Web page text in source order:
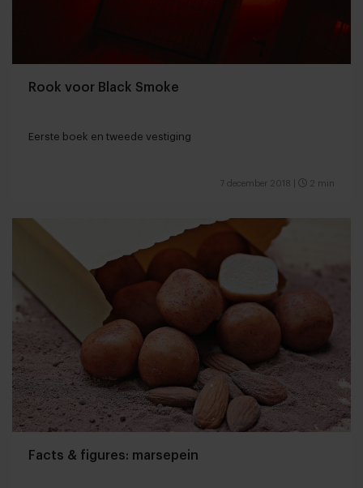
Rook voor Black Smoke
Eerste boek en tweede vestiging
7 december 2018 2 min
Facts & figures: marsepein